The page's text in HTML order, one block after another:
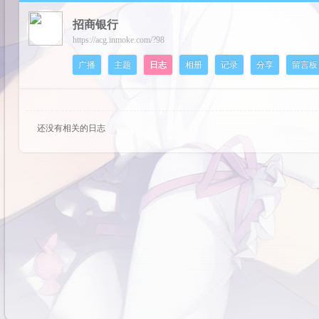
cos
招商银行
https://acg.inmoke.com/?98
广播 主题 日志 相册 记录 分享 留言板
还没有相关的日志